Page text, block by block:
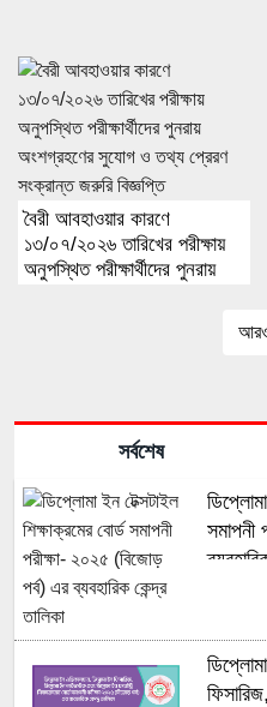
বৈরী আবহাওয়ার কারণে
১৩/০৭/২০২৬ তারিখের পরীক্ষায়
অনুপস্থিত পরীক্ষার্থীদের পুনরায়
সর্বশেষ
সমাপনী